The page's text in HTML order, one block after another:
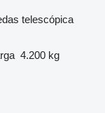
telescópica
4.200 kg